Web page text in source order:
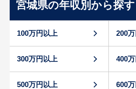
宮城県の年収別から探す
100万円以上 200
300万円以上 400
500万円以上 600